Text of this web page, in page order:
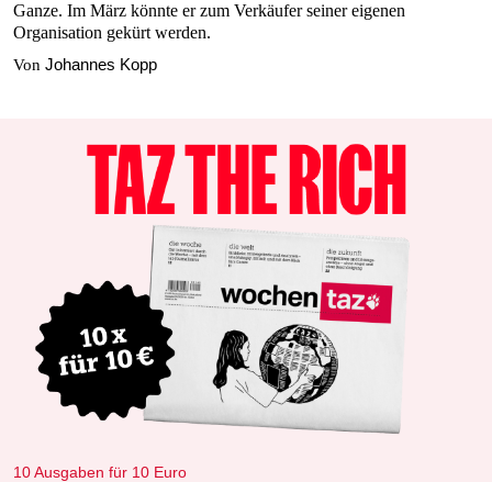
Ganze. Im März könnte er zum Verkäufer seiner eigenen
Organisation gekürt werden.
Von Johannes Kopp
10 Ausgaben für 10 Euro